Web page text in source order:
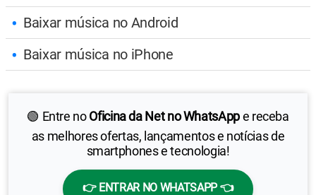
Baixar música no Android
Baixar música no iPhone
🟢 Entre noOficina da Net no WhatsAppe receba
as melhores ofertas, lançamentos e notícias de
smartphones e tecnologia!
👉 ENTRAR NO WHATSAPP 👈